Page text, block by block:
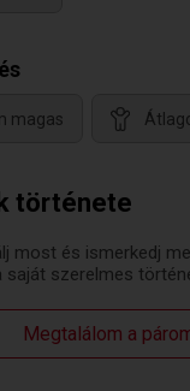
története
most és ismerkedj
saját szerelmes
Megtalálom a
magas